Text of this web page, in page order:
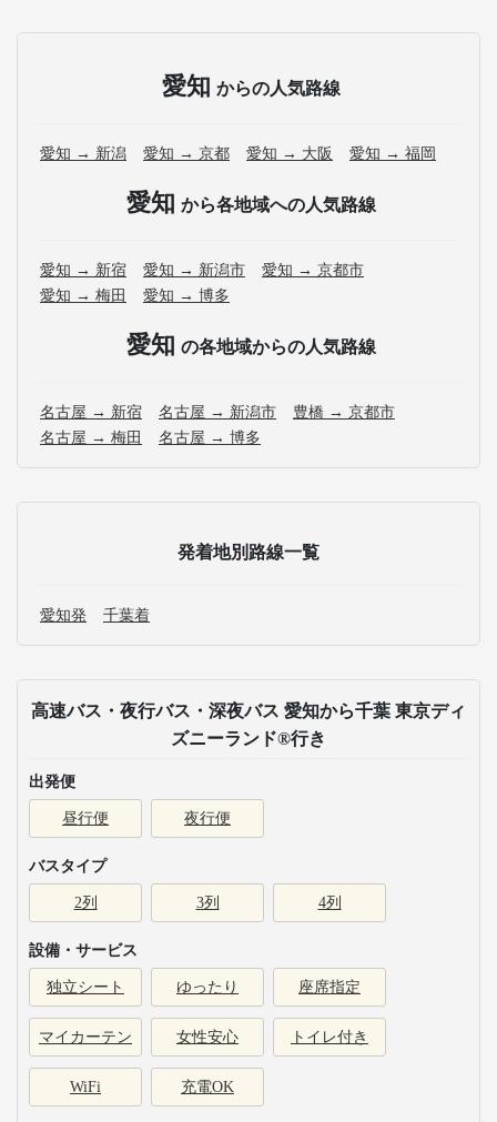
愛知 からの人気路線
愛知 → 新潟 愛知 → 京都 愛知 → 大阪 愛知 → 福岡
愛知 から各地域への人気路線
愛知 → 新宿 愛知 → 新潟市
愛知 → 京都市
愛知 → 梅田
愛知 → 博多
愛知 の各地域からの人気路線
名古屋 → 新宿 名古屋 → 新潟市
豊橋 → 京都市
名古屋 → 梅田
名古屋 → 博多
発着地別路線一覧
愛知発 千葉着
高速バス・夜行バス・深夜バス 愛知から千葉 東京ディ
ズニーランド®行き
出発便
昼行便 夜行便
バスタイプ
2列 3列 4列
設備・サービス
独立シート ゆったり 座席指定
マイカーテン 女性安心 トイレ付き
WiFi 充電OK